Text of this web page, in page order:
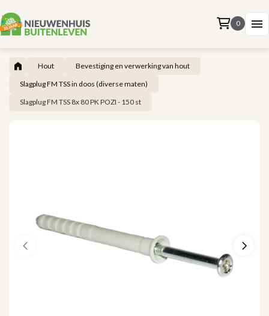
0
Hout
Bevestiging en verwerking van hout
Slagplug FM TSS in doos (diverse maten)
Slagplug FM TSS 8x 80 PK POZI - 150 st